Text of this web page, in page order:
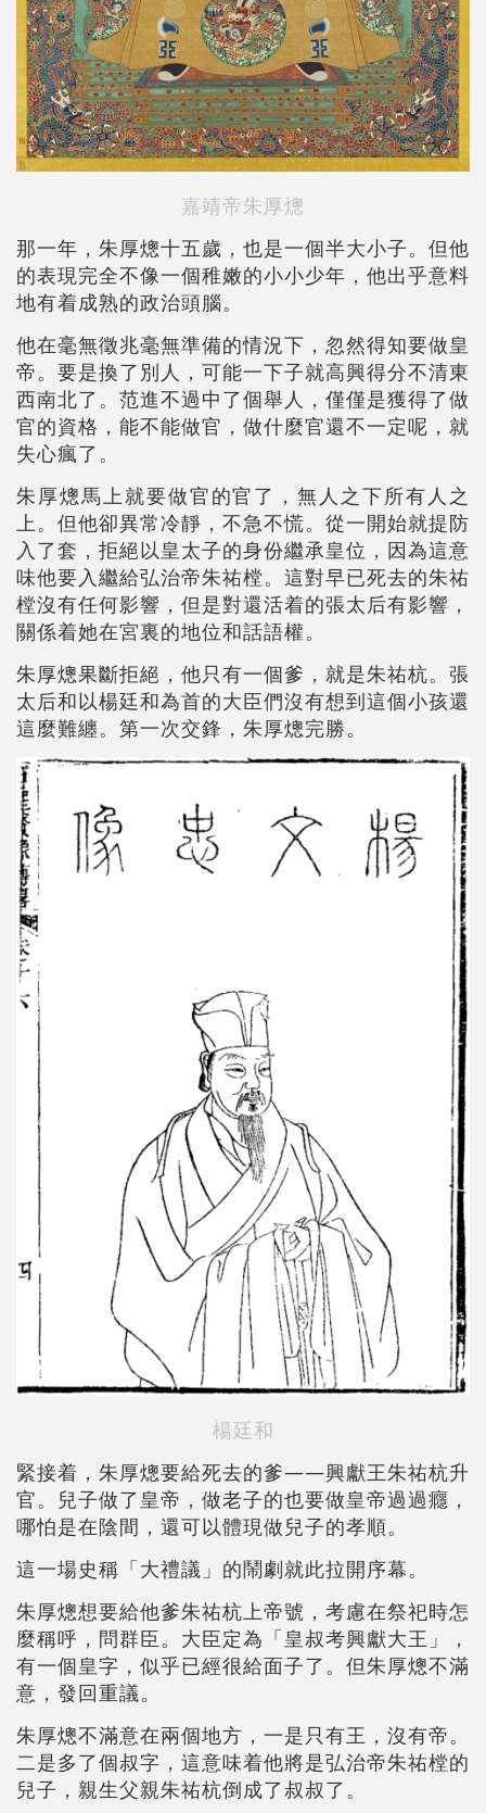
嘉靖帝朱厚熜
那一年，朱厚熜十五歲，也是一個半大小子。但他
的表現完全不像一個稚嫩的小小少年，他出乎意料
地有着成熟的政治頭腦。
他在毫無徵兆毫無準備的情況下，忽然得知要做皇
帝。要是換了別人，可能一下子就高興得分不清東
西南北了。范進不過中了個舉人，僅僅是獲得了做
官的資格，能不能做官，做什麼官還不一定呢，就
失心瘋了。
朱厚熜馬上就要做官的官了，無人之下所有人之
上。但他卻異常冷靜，不急不慌。從一開始就提防
入了套，拒絕以皇太子的身份繼承皇位，因為這意
味他要入繼給弘治帝朱祐樘。這對早已死去的朱祐
樘沒有任何影響，但是對還活着的張太后有影響，
關係着她在宮裏的地位和話語權。
朱厚熜果斷拒絕，他只有一個爹，就是朱祐杭。張
太后和以楊廷和為首的大臣們沒有想到這個小孩還
這麼難纏。第一次交鋒，朱厚熜完勝。
楊廷和
緊接着，朱厚熜要給死去的爹——興獻王朱祐杭升
官。兒子做了皇帝，做老子的也要做皇帝過過癮，
哪怕是在陰間，還可以體現做兒子的孝順。
這一場史稱「大禮議」的鬧劇就此拉開序幕。
朱厚熜想要給他爹朱祐杭上帝號，考慮在祭祀時怎
麼稱呼，問群臣。大臣定為「皇叔考興獻大王」，
有一個皇字，似乎已經很給面子了。但朱厚熜不滿
意，發回重議。
朱厚熜不滿意在兩個地方，一是只有王，沒有帝。
二是多了個叔字，這意味着他將是弘治帝朱祐樘的
兒子，親生父親朱祐杭倒成了叔叔了。